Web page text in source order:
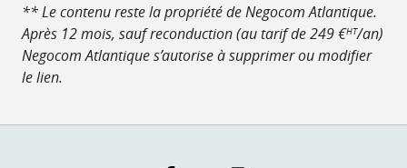
** Le contenu reste la propriété de Negocom Atlantique.
Après 12 mois, sauf reconduction (au tarif de 249 €HT/an)
Negocom Atlantique s’autorise à supprimer ou modifier
le lien.